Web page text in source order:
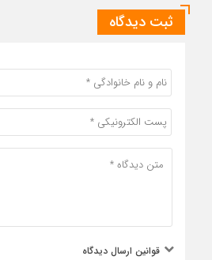
ثبت دیدگاه
قوانین ارسال دیدگاه